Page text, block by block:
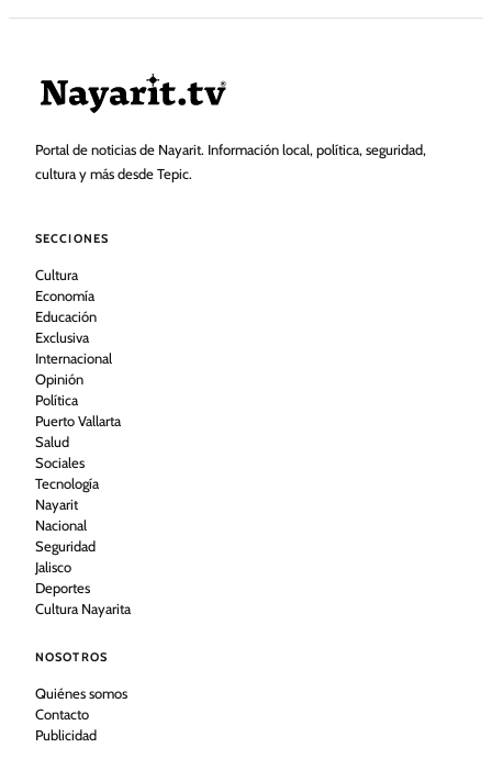
Portal de noticias de Nayarit. Información local, política, seguridad,
cultura y más desde Tepic.
SECCIONES
Cultura
Economía
Educación
Exclusiva
Internacional
Opinión
Política
Puerto Vallarta
Salud
Sociales
Tecnología
Nayarit
Nacional
Seguridad
Jalisco
Deportes
Cultura Nayarita
NOSOTROS
Quiénes somos
Contacto
Publicidad